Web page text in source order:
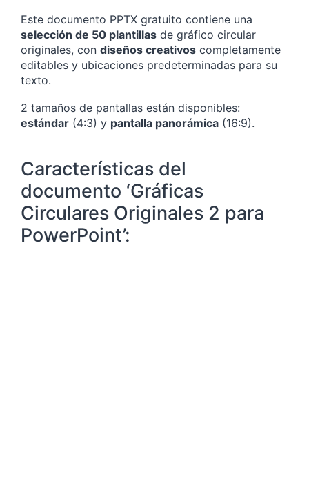
Este documento PPTX gratuito contiene una
selección de 50 plantillas de gráfico circular
originales, con diseños creativos completamente
editables y ubicaciones predeterminadas para su
texto.
2 tamaños de pantallas están disponibles:
estándar (4:3) y pantalla panorámica (16:9).
Características del
documento ‘Gráficas
Circulares Originales 2 para
PowerPoint’: